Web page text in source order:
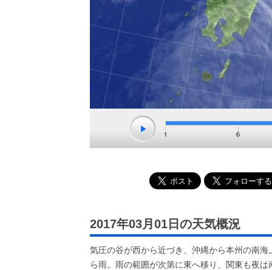
2017年03月01日の天気概況
気圧の谷が西から近づき、沖縄から本州の南
ら雨。雨の範囲が次第に東へ移り、関東も夜